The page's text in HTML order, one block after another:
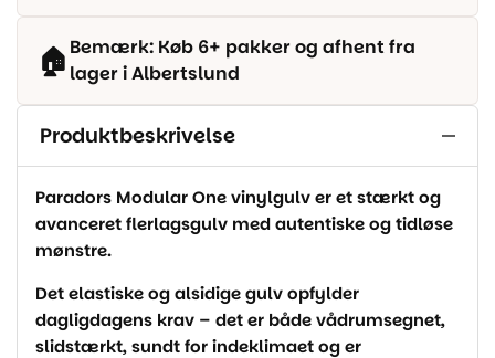
🏠 Bemærk: Køb 6+ pakker og afhent fra
lager i Albertslund
Produktbeskrivelse
Paradors Modular One vinylgulv er et stærkt og
avanceret flerlagsgulv med autentiske og tidløse
mønstre.
Det elastiske og alsidige gulv opfylder
dagligdagens krav – det er både vådrumsegnet,
slidstærkt, sundt for indeklimaet og er